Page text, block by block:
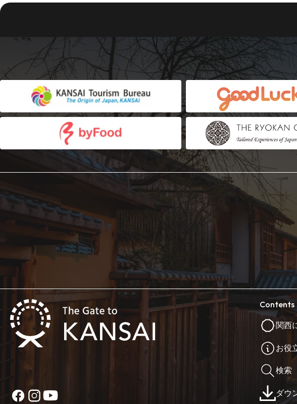
Contents
関西
お役
検索
ダウ